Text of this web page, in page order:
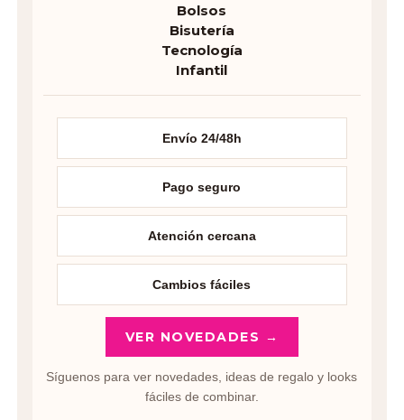
Bolsos
Bisutería
Tecnología
Infantil
Envío 24/48h
Pago seguro
Atención cercana
Cambios fáciles
VER NOVEDADES →
Síguenos para ver novedades, ideas de regalo y looks
fáciles de combinar.